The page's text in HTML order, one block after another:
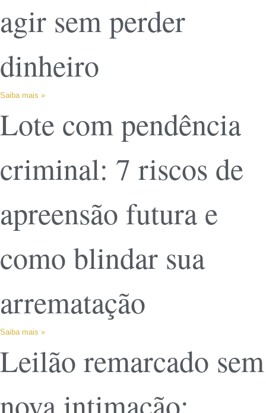
agir sem perder
dinheiro
Saiba mais »
Lote com pendência
criminal: 7 riscos de
apreensão futura e
como blindar sua
arrematação
Saiba mais »
Leilão remarcado sem